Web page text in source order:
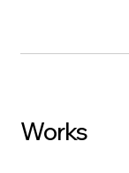
Works